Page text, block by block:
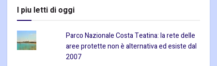
I piu letti di oggi
Parco Nazionale Costa Teatina: la rete delle
aree protette non è alternativa ed esiste dal
2007